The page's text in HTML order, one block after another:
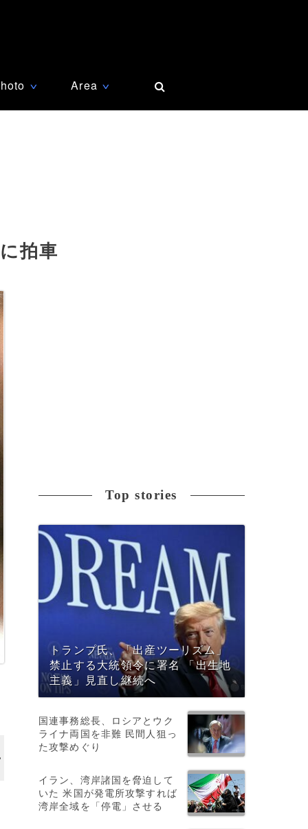
∨ Area ∨
拍車
Top stories
トランプ氏、「出産ツーリズム」
禁止する大統領令に署名 「出生地
主義」見直し継続へ
国連事務総長、ロシアとウク
ライナ両国を非難 民間人狙っ
た攻撃めぐり
イラン、湾岸諸国を脅迫して
いた 米国が発電所攻撃すれば
湾岸全域を「停電」させる